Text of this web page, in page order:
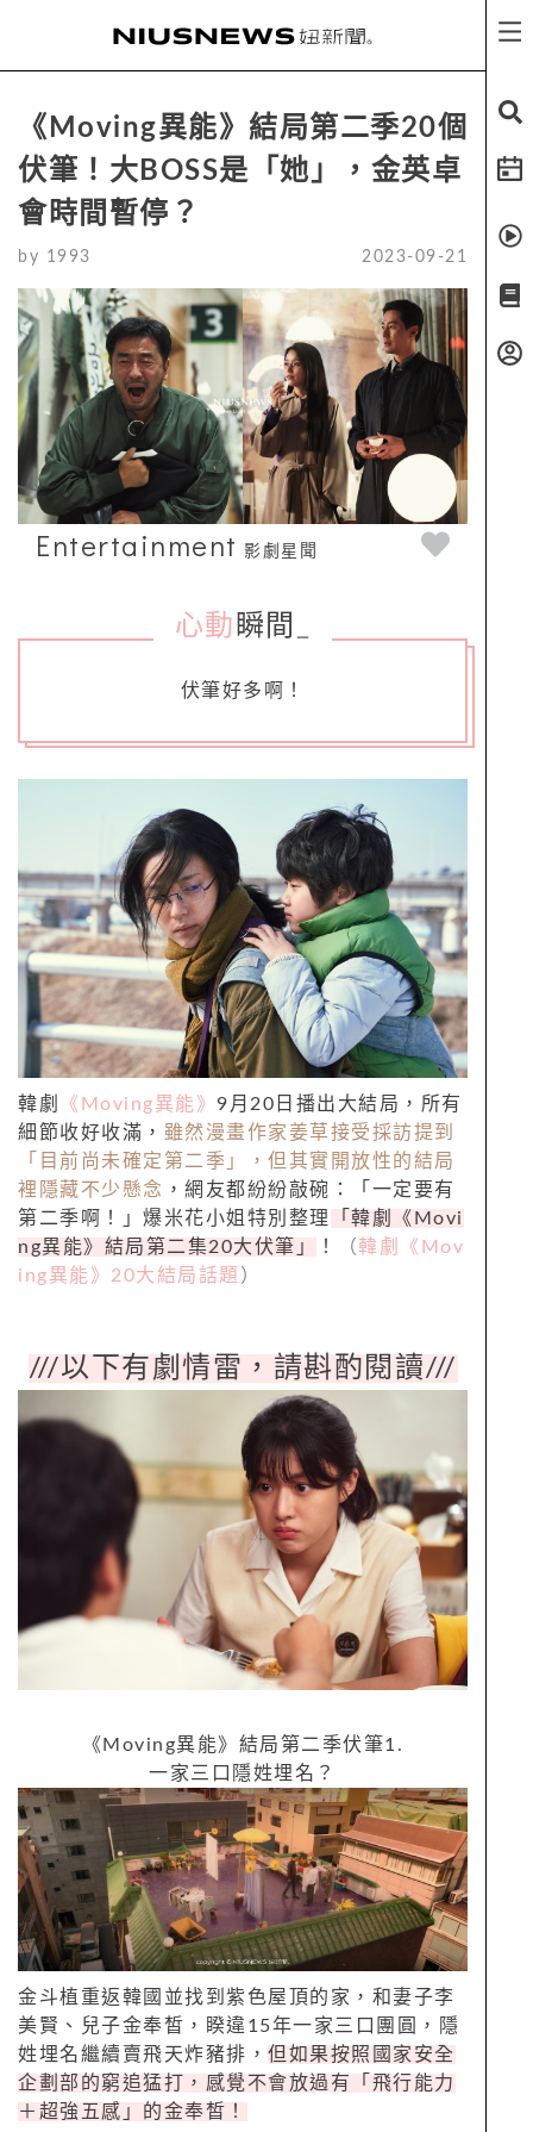
《Moving異能》結局第二季20個
伏筆！大BOSS是「她」，金英卓
會時間暫停？
by 1993 2023-09-21
Entertainment 影劇星聞
心動 瞬間
伏筆好多啊！
韓劇 《 Moving異能》 9月 20 日播出大結局，所有
細節收好收滿， 雖然漫畫作家姜草接受採訪提到
「目前尚未確定第二季」，但其實開放性的結局
裡隱藏不少懸念 ，網友都紛紛敲碗：「一定要有
第二季啊！」爆米花小姐特別整理
「韓劇《 Movi
ng異能》結局第二集20大伏筆」 ！ （韓劇《 Mov
ing異能》 20大結局話題 ）
///以下有劇情雷，請斟酌閱讀///
《 Moving異能》結局第二季伏筆1.
一家三口隱姓埋名？
金斗植重返韓國並找到紫色屋頂的家，和妻子李
美賢、兒子金奉皙，睽違 15年一家三口團圓，隱
姓埋名繼續賣飛天炸豬排， 但如果按照國家安全
企劃部的窮追猛打，感覺不會放過有「飛行能力
＋超強五感」的金奉皙！